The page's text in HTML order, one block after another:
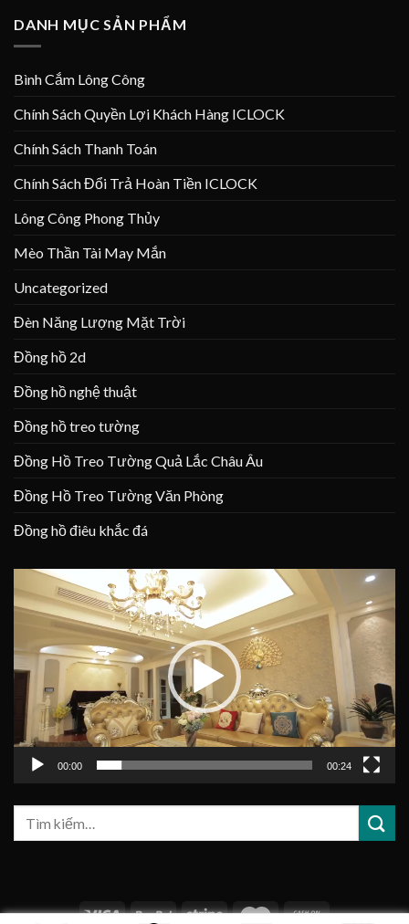
DANH MỤC SẢN PHẨM
Bình Cắm Lông Công
Chính Sách Quyền Lợi Khách Hàng ICLOCK
Chính Sách Thanh Toán
Chính Sách Đổi Trả Hoàn Tiền ICLOCK
Lông Công Phong Thủy
Mèo Thần Tài May Mắn
Uncategorized
Đèn Năng Lượng Mặt Trời
Đồng hồ 2d
Đồng hồ nghệ thuật
Đồng hồ treo tường
Đồng Hồ Treo Tường Quả Lắc Châu Âu
Đồng Hồ Treo Tường Văn Phòng
Đồng hồ điêu khắc đá
chơi
00:00 00:24